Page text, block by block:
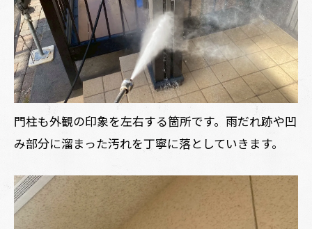
門柱も外観の印象を左右する箇所です。雨だれ跡や凹
み部分に溜まった汚れを丁寧に落としていきます。